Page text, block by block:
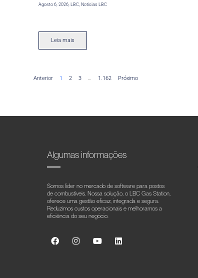
Agosto 6, 2026 ,LBC Noticias LBC
Leia mais
Anterior 1 2 3 … 1.162 Próximo
Algumas informações
Somos líder no mercado de software para postos
de combustíveis. Nossa solução, o LBC Gas Station,
oferece uma gestão eficaz, integrada e segura.
Reduzimos custos operacionais e melhoramos a
eficiência do seu negócio.